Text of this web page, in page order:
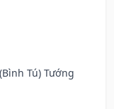
Tú) Tướng